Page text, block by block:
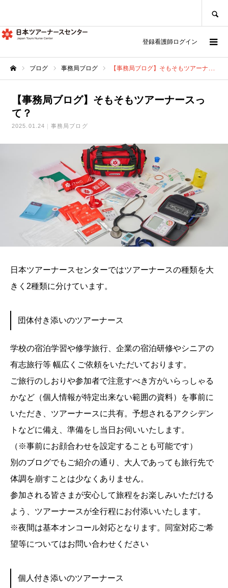
登録看護師ログイン
ブログ 事務局ブログ 【事務局ブログ】そもそもツアーナースって？
【事務局ブログ】そもそもツアーナースっ
て？
2025.01.24 事務局ブログ
日本ツアーナースセンターではツアーナースの種類を大
きく2種類に分けています。
団体付き添いのツアーナース
学校の宿泊学習や修学旅行、企業の宿泊研修やシニアの
有志旅行等 幅広くご依頼をいただいております。
ご旅行のしおりや参加者で注意すべき方がいらっしゃる
かなど（個人情報が特定出来ない範囲の資料）を事前に
いただき、ツアーナースに共有。予想されるアクシデン
トなどに備え、準備をし当日お伺いいたします。
（※事前にお顔合わせを設定することも可能です）
別のブログでもご紹介の通り、大人であっても旅行先で
体調を崩すことは少なくありません。
参加される皆さまが安心して旅程をお楽しみいただける
よう、ツアーナースが全行程にお付添いいたします。
※夜間は基本オンコール対応となります。同室対応ご希
望等についてはお問い合わせください
個人付き添いのツアーナース